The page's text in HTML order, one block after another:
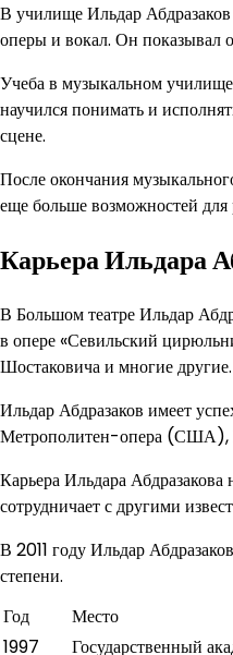
В училище Ильдар
оперы и вокал. Он показывал
Учеба в музыкальном училище
научился понимать и
сцене.
После окончания
еще больше возможностей для
Карьера Ильдара
В Большом театре Ильдар
в опере «Севильский
Шостаковича и многие другие.
Ильдар Абдразаков имеет
Метрополитен-опера (США),
Карьера Ильдара
сотрудничает с другими
В 2011 году Ильдар
степени.
Год
Место
1997
Государственный